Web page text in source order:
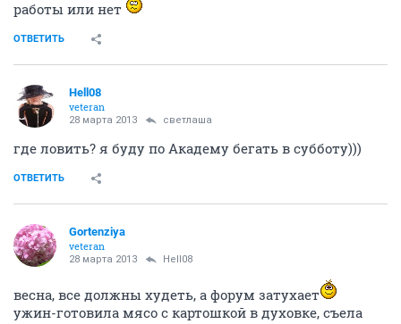
работы или нет
ОТВЕТИТЬ
Hell08
veteran
28 марта 2013 светлаша
где ловить? я буду по Академу бегать в субботу)))
ОТВЕТИТЬ
Gortenziya
veteran
28 марта 2013 Hell08
весна, все должны худеть, а форум затухает
ужин-готовила мясо с картошкой в духовке, съела